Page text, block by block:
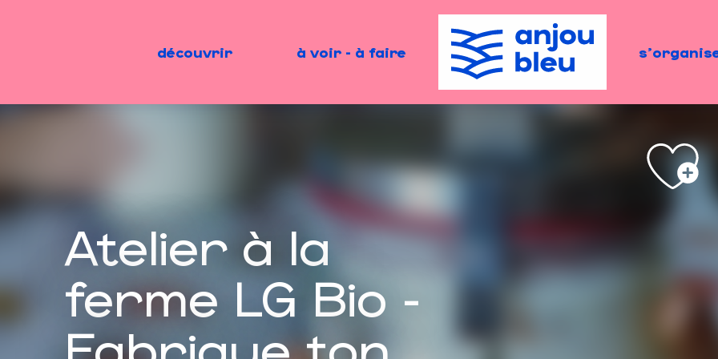
découvrir à voir - à faire
Atelier à la
ferme LG Bio -